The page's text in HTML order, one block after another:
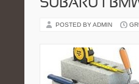
SUBARU I
POSTED BY ADMIN